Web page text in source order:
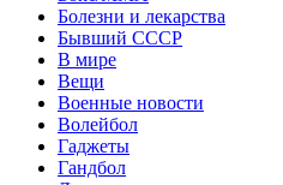
Болезни и лекарства
Бывший СССР
В мире
Вещи
Военные новости
Волейбол
Гаджеты
Гандбол